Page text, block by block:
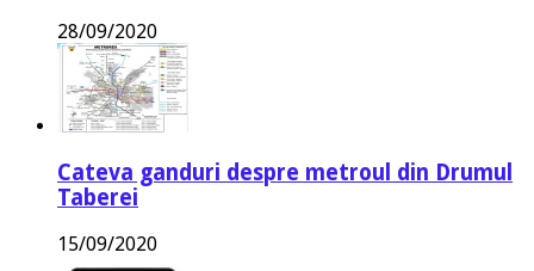
28/09/2020
Cateva ganduri despre metroul din Drumul
Taberei
15/09/2020